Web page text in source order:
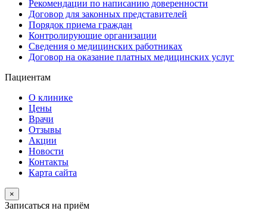
Рекомендации по написанию доверенности
Договор для законных представителей
Порядок приема граждан
Контролирующие организации
Сведения о медицинских работниках
Договор на оказание платных медицинских услуг
Пациентам
О клинике
Цены
Врачи
Отзывы
Акции
Новости
Контакты
Карта сайта
×
Записаться на приём